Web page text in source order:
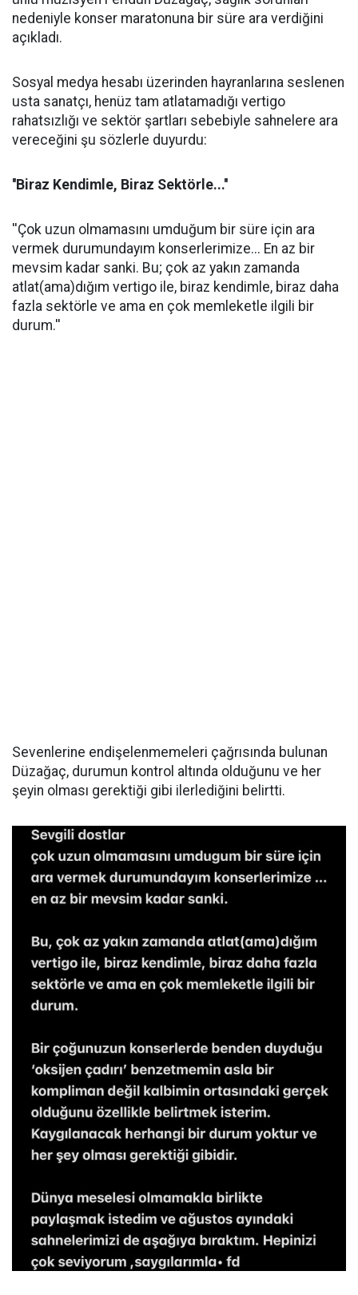
nedeniyle konser maratonuna bir süre ara verdiğini
açıkladı.
Sosyal medya hesabı üzerinden hayranlarına seslenen
usta sanatçı, henüz tam atlatamadığı vertigo
rahatsızlığı ve sektör şartları sebebiyle sahnelere ara
vereceğini şu sözlerle duyurdu:
''Biraz Kendimle, Biraz Sektörle...''
''Çok uzun olmamasını umduğum bir süre için ara
vermek durumundayım konserlerimize... En az bir
mevsim kadar sanki. Bu; çok az yakın zamanda
atlat(ama)dığım vertigo ile, biraz kendimle, biraz daha
fazla sektörle ve ama en çok memleketle ilgili bir
durum.''
Sevenlerine endişelenmemeleri çağrısında bulunan
Düzağaç, durumun kontrol altında olduğunu ve her
şeyin olması gerektiği gibi ilerlediğini belirtti.